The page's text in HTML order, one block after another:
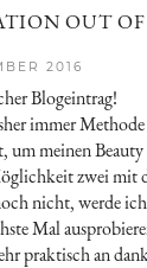
OUT OF
2016
Blogeintrag!
immer
um meinen
zwei mit
nicht, werde
Mal
praktisch an